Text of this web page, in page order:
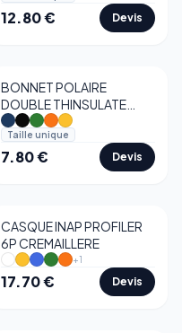
12.80€ Devis
BONNET POLAIRE
DOUBLE THINSULATE
BLEU
Taille unique
7.80€ Devis
CASQUE INAP PROFILER
6P CREMAILLERE
+1
17.70€ Devis